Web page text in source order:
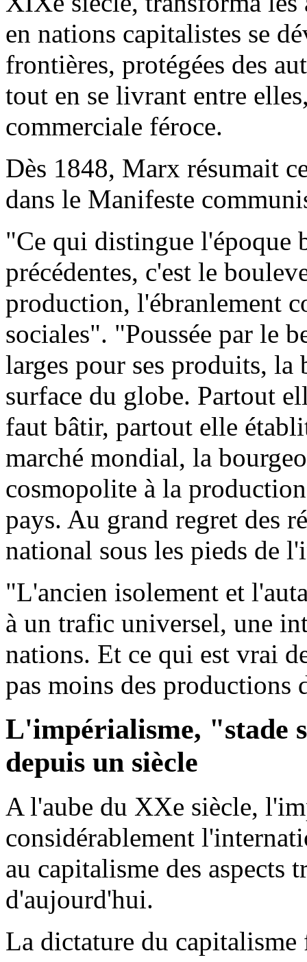
en nations capitalistes se
frontières, protégées des
tout en se livrant entre
commerciale féroce.
Dès 1848, Marx résumait
dans le Manifeste
"Ce qui distingue l'époque
précédentes, c'est le
production, l'ébranlement
sociales". "Poussée par le
larges pour ses produits,
surface du globe. Partout
faut bâtir, partout elle
marché mondial, la
cosmopolite à la
pays. Au grand regret des
national sous les pieds de
"L'ancien isolement et
à un trafic universel, une
nations. Et ce qui est vrai
pas moins des productions
L'impérialisme, "stade
depuis un siècle
A l'aube du XXe siècle,
considérablement
au capitalisme des aspects
d'aujourd'hui.
La dictature du capitalisme